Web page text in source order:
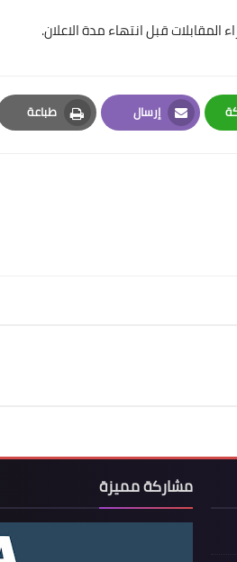
إرسال
Email
طباعة
Print
مشاركة مميزة